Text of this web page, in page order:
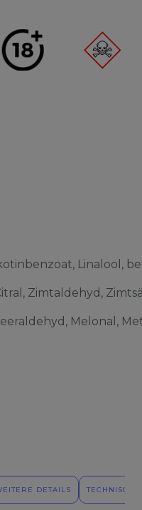
Linalool,
Zimtaldehyd,
Melonal,
DETAILS